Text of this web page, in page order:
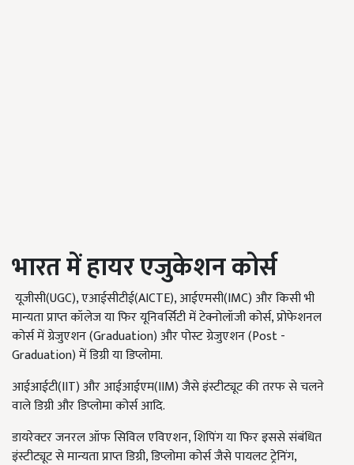
भारत में हायर एजुकेशन कोर्स
यूजीसी(UGC), एआईसीटीई(AICTE), आईएमसी(IMC) और किसी भी
मान्यता प्राप्त कॉलेज या फिर यूनिवर्सिटी में टेक्नोलॉजी कोर्स, प्रोफेशनल
कोर्स में ग्रेजुएशन (Graduation) और पोस्ट ग्रेजुएशन (Post -
Graduation) में डिग्री या डिप्लोमा.
आईआईटी(IIT) और आईआईएम(IIM) जैसे इंस्टीट्यूट की तरफ से चलने
वाले डिग्री और डिप्लोमा कोर्स आदि.
डायरेक्टर जनरल ऑफ सिविल एविएशन, शिपिंग या फिर इससे संबंधित
इंस्टीट्यूट से मान्यता प्राप्त डिग्री, डिप्लोमा कोर्स जैसे पायलट ट्रेनिंग,